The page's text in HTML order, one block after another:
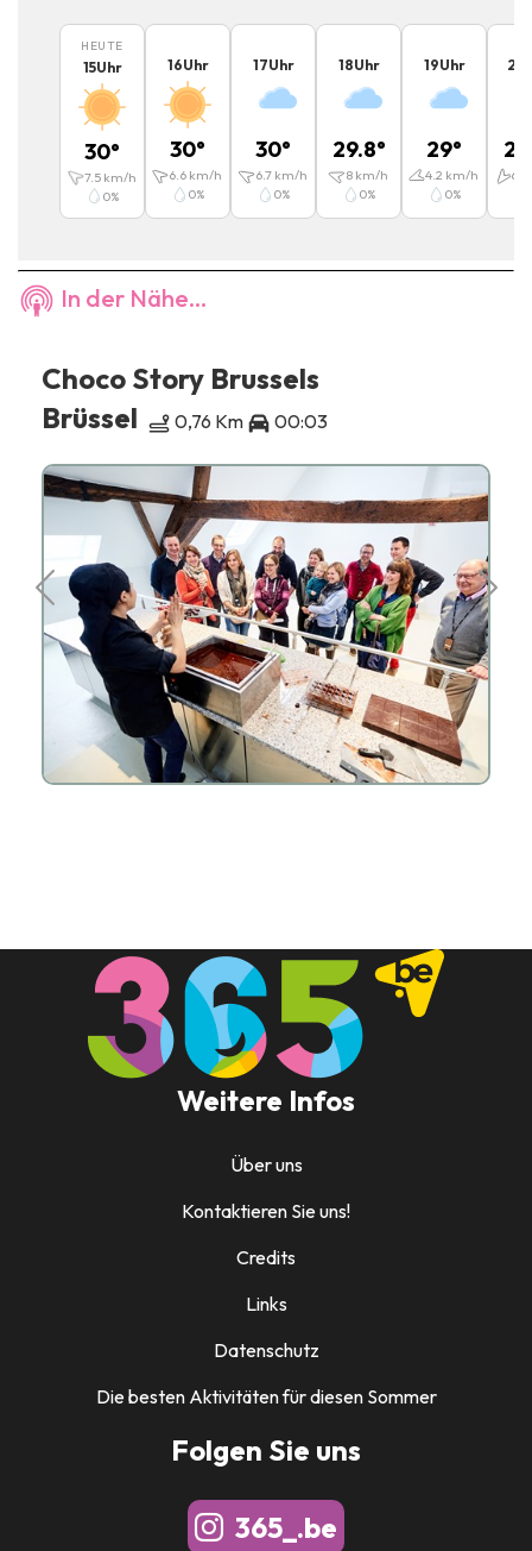
HEUTE
15Uhr
30°
7.5km/h
0%
16Uhr
30°
6.6 km/h
0%
17Uhr
30°
6.7km/h
0%
18Uhr
29.8°
8km/h
0%
19Uhr
29°
4.2 km/h
0%
20
6.4
In der Nähe...
Choco Story Brussels
Brüssel
0,76 Km 00:03
Weitere Infos
Über uns
Kontaktieren Sie uns!
Credits
Links
Datenschutz
Die besten Aktivitäten für diesen Sommer
Folgen Sie uns
365_.be